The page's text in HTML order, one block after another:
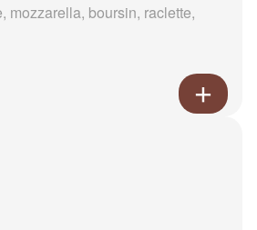
mozzarella, boursin, raclette,